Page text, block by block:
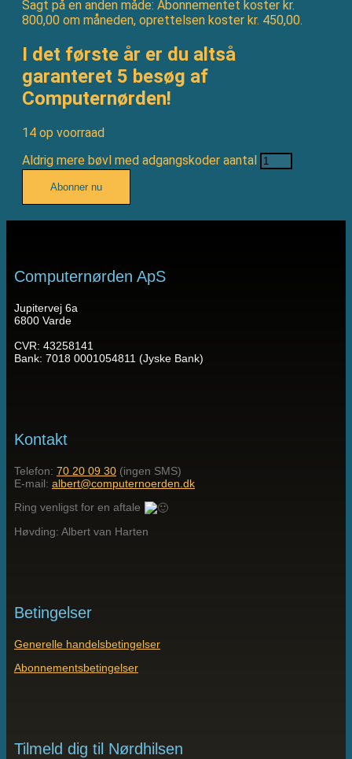
Sagt på en anden måde: Abonnementet koster kr.
800,00 om måneden, oprettelsen koster kr. 450,00.
I det første år er du altså
garanteret 5 besøg af
Computernørden!
14 op voorraad
Aldrig mere bøvl med adgangskoder aantal
Abonner nu
Computernørden ApS
Jupitervej 6a
6800 Varde
CVR: 43258141
Bank: 7018 0001054811 (Jyske Bank)
Kontakt
Telefon: 70 20 09 30 (ingen SMS)
E-mail: albert@computernoerden.dk
Ring venligst for en aftale
Høvding: Albert van Harten
Betingelser
Generelle handelsbetingelser
Abonnementsbetingelser
Tilmeld dig til Nørdhilsen